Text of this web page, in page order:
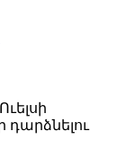
դարձնելու